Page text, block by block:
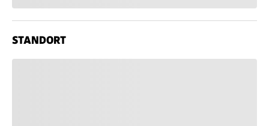
STANDORT